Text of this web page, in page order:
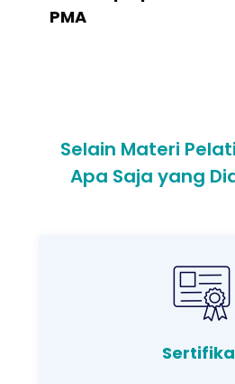
PMA
Selain Materi
Apa Saja yang